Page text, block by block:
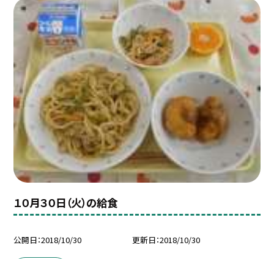
１０月３０日（火）の給食
公開日 2018/10/30 更新日 2018/10/30